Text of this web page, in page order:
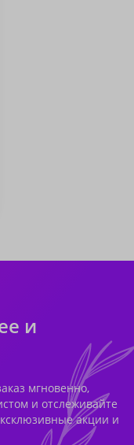
и
мгновенно,
и отслеживайте
акции и